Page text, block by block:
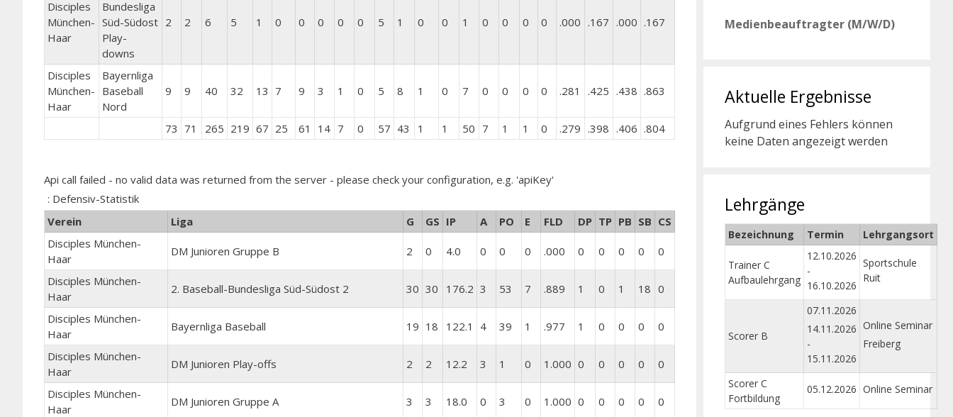
Disciples
München-
Haar
Bundesliga
Süd-Südost
Play-
downs
2 2 6 5 1 0 0 0 0 0 5 1 0 0 1 0 0 0 0 .000 .167 .000 .167
Disciples
München-
Haar
Bayernliga
Baseball
Nord
9 9 40 32 13 7 9 3 1 0 5 8 1 0 7 0 0 0 0 .281 .425 .438 .863
73 71 265 219 67 25 61 14 7 0 57 43 1 1 50 7 1 1 0 .279 .398 .406 .804
Api call failed - no valid data was returned from the server - please check your configuration, e.g. 'apiKey'
: Defensiv-Statistik
Verein
Liga G GS IP A PO E FLD DP TP PB SB CS
Disciples München-
Haar
DM Junioren Gruppe B 2 0 4.0 0 0 0 .000 0 0 0 0 0
Disciples München-
Haar
2. Baseball-Bundesliga Süd-Südost 2 30 30 176.2 3 53 7 .889 1 0 1 18 0
Disciples München-
Haar
Bayernliga Baseball 19 18 122.1 4 39 1 .977 1 0 0 0 0
Disciples München-
Haar
DM Junioren Play-offs 2 2 12.2 3 1 0 1.000 0 0 0 0 0
Disciples München-
Haar
DM Junioren Gruppe A 3 3 18.0 0 3 0 1.000 0 0 0 0 0
Medienbeauftragter (M/W/D)
Aktuelle Ergebnisse
Aufgrund eines Fehlers können
keine Daten angezeigt werden
Lehrgänge
Bezeichnung Termin Lehrgangsort
Trainer C
Aufbaulehrgang
12.10.2026
-
16.10.2026
Sportschule
Ruit
Scorer B
07.11.2026
14.11.2026
-
15.11.2026
Online Seminar
Freiberg
Scorer C
Fortbildung
05.12.2026 Online Seminar